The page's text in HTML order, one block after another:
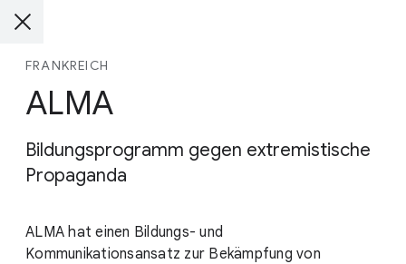
FRANKREICH
ALMA
Bildungsprogramm gegen extremistische
Propaganda
ALMA hat einen Bildungs- und
Kommunikationsansatz zur Bekämpfung von